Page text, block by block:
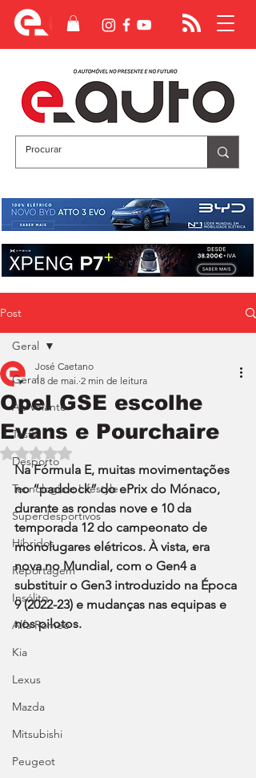
Post
Geral
Ao Volante
Teste
Desporto
Tecnologia e Lifestyle
Superdesportivos
Híbridos
Reportagem
Insólito
Alfa Romeo
Kia
Lexus
Mazda
Mitsubishi
Peugeot
Geral
Opel GSE escolhe
Evans e Pourchaire
José Caetano
18 de mai. 2 min de leitura
Avaliado com NaN de 5 estrelas.
Na Fórmula E, muitas movimentações
no “paddock” do ePrix do Mónaco,
durante as rondas nove e 10 da
temporada 12 do campeonato de
monolugares elétricos. À vista, era
nova no Mundial, com o Gen4 a
substituir o Gen3 introduzido na Época
9 (2022-23) e mudanças nas equipas e
nos pilotos.